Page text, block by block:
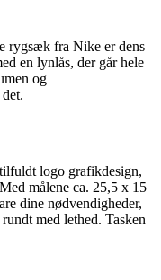
rygsæk fra Nike er dens
en lynlås, der går hele
og
logo grafikdesign,
målene ca. 25,5 x 15
dine nødvendigheder,
med lethed. Tasken